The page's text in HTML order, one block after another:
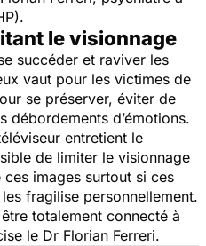
le visionnage
succéder et raviver les
vaut pour les victimes de
se préserver, éviter de
débordements d’émotions.
entretient le
de limiter le visionnage
images surtout si ces
fragilise personnellement.
totalement connecté à
le Dr Florian Ferreri.